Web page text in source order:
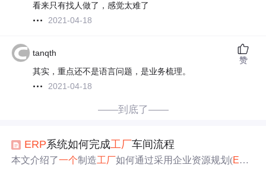
看来只有找人做了，感觉太难了
2021-04-18
tanqth
其实，重点还不是语言问题，是业务梳理。
2021-04-18
赞
——到底了——
ERP系统如何完成工厂车间流程
本文介绍了一个制造工厂如何通过采用企业资源规划(ERP